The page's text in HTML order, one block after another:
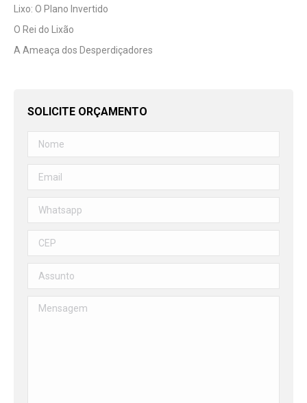
Lixo: O Plano Invertido
O Rei do Lixão
A Ameaça dos Desperdiçadores
SOLICITE ORÇAMENTO